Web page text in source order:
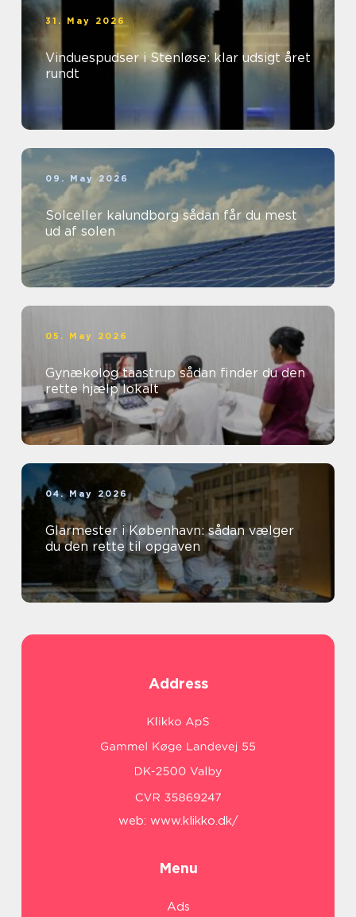
31. May 2026
Vinduespudser i Stenløse: klar udsigt året
rundt
09. May 2026
Solceller kalundborg sådan får du mest
ud af solen
05. May 2026
Gynækolog taastrup sådan finder du den
rette hjælp lokalt
04. May 2026
Glarmester i København: sådan vælger
du den rette til opgaven
Address
web: www.klikko.dk/
Menu
Ads